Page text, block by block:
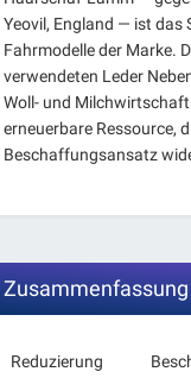
Yeovil, England — ist das
Fahrmodelle der Marke.
verwendeten Leder
Woll- und
erneuerbare Ressource,
Beschaffungsansatz
Reduzierung